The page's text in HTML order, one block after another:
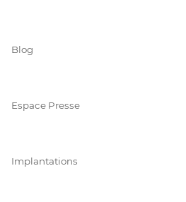
Blog
Espace Presse
Implantations